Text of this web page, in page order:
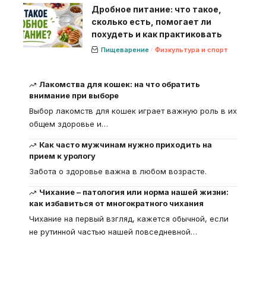
Дробное питание: что такое,
сколько есть, помогает ли
похудеть и как практиковать
Пищеварение Физкультура и спорт
Лакомства для кошек: на что обратить
внимание при выборе
Выбор лакомств для кошек играет важную роль в их
общем здоровье и…
Как часто мужчинам нужно приходить на
прием к урологу
Забота о здоровье важна в любом возрасте.
Чихание – патология или норма нашей жизни:
как избавиться от многократного чихания
Чихание на первый взгляд, кажется обычной, если
не рутинной частью нашей повседневной…